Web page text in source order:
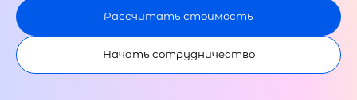
Рассчитать стоимость
Начать сотрудничество